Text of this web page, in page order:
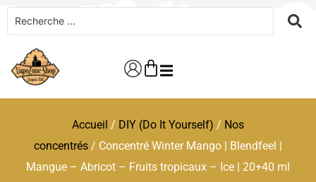
Accueil / DIY (Do It Yourself) / Nos
concentrés / Concentré Winter Mango | Blendfeel |
Mangue – Abricot – Fruits tropicaux – Ice | 20+40 ml